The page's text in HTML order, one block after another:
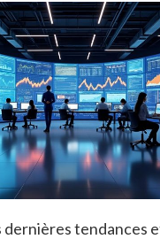
dernières tendances